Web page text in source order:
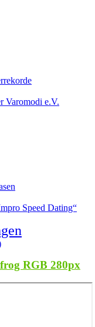
Varomodi e.V.
Speed Dating“